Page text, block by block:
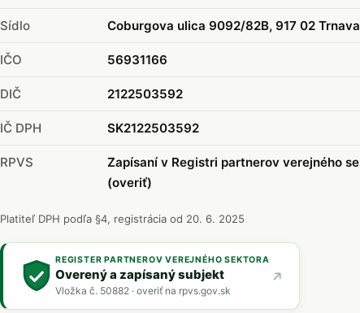
Sídlo Coburgova ulica 9092/82B, 917 02 Trnava
IČO 56931166
DIČ 2122503592
IČ DPH SK2122503592
RPVS
Zapísaní v Registri partnerov verejného
(overiť)
Platiteľ DPH podľa §4, registrácia od 20. 6. 2025
REGISTER PARTNEROV VEREJNÉHO SEKTORA
Overený a zapísaný subjekt
Vložka č. 50882 · overiť na rpvs.gov.sk